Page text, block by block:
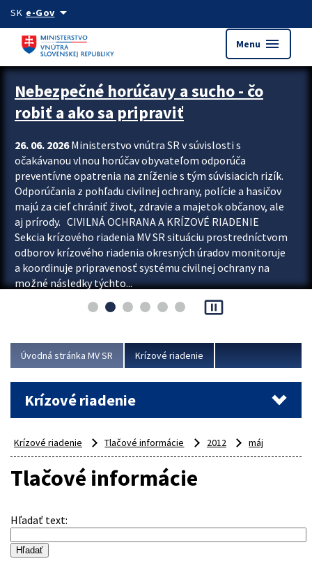
Preskocit na hlavný obsah
SK e-Govarrow_drop_down
Menu menu
Zastavit automatický posun upútavok
Nebezpečné horúčavy a sucho - čo
robiť a ako sa pripraviť
26. 06. 2026Ministerstvo vnútra SR v súvislosti s
očakávanou vlnou horúčav obyvateľom odporúča
preventívne opatrenia na zníženie s tým súvisiacich rizík.
Odporúčania z pohľadu civilnej ochrany, polície a hasičov
majú za cieľ chrániť život, zdravie a majetok občanov, ale
aj prírody. CIVILNÁ OCHRANA A KRÍZOVÉ RIADENIE
Sekcia krízového riadenia MV SR situáciu prostredníctvom
odborov krízového riadenia okresných úradov monitoruje
a koordinuje pripravenosť systému civilnej ochrany na
možné následky týchto...
pause_presentation
Úvodná stránka MV SR Krízové riadenie
Krízové riadenie
Krízové riadenie Tlačové informácie 2012 máj
Tlačové informácie
Hľadať text: